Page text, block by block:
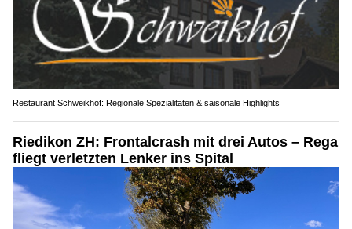
Restaurant Schweikhof: Regionale Spezialitäten & saisonale Highlights
Riedikon ZH: Frontalcrash mit drei Autos – Rega
fliegt verletzten Lenker ins Spital